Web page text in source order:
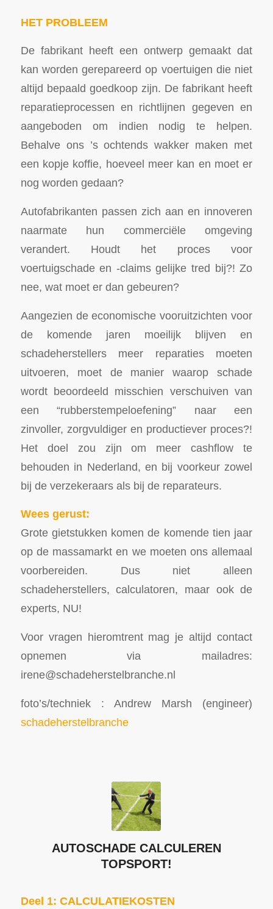
HET PROBLEEM
De fabrikant heeft een ontwerp gemaakt dat
kan worden gerepareerd op voertuigen die niet
altijd bepaald goedkoop zijn. De fabrikant heeft
reparatieprocessen en richtlijnen gegeven en
aangeboden om indien nodig te helpen.
Behalve ons ’s ochtends wakker maken met
een kopje koffie, hoeveel meer kan en moet er
nog worden gedaan?
Autofabrikanten passen zich aan en innoveren
naarmate hun commerciële omgeving
verandert. Houdt het proces voor
voertuigschade en -claims gelijke tred bij?! Zo
nee, wat moet er dan gebeuren?
Aangezien de economische vooruitzichten voor
de komende jaren moeilijk blijven en
schadeherstellers meer reparaties moeten
uitvoeren, moet de manier waarop schade
wordt beoordeeld misschien verschuiven van
een “rubberstempeloefening” naar een
zinvoller, zorgvuldiger en productiever proces?!
Het doel zou zijn om meer cashflow te
behouden in Nederland, en bij voorkeur zowel
bij de verzekeraars als bij de reparateurs.
Wees gerust:
Grote gietstukken komen de komende tien jaar
op de massamarkt en we moeten ons allemaal
voorbereiden. Dus niet alleen
schadeherstellers, calculatoren, maar ook de
experts, NU!
Voor vragen hieromtrent mag je altijd contact
opnemen via mailadres:
irene@schadeherstelbranche.nl
foto’s/techniek : Andrew Marsh (engineer)
schadeherstelbranche
AUTOSCHADE CALCULEREN
TOPSPORT!
Deel 1: CALCULATIEKOSTEN